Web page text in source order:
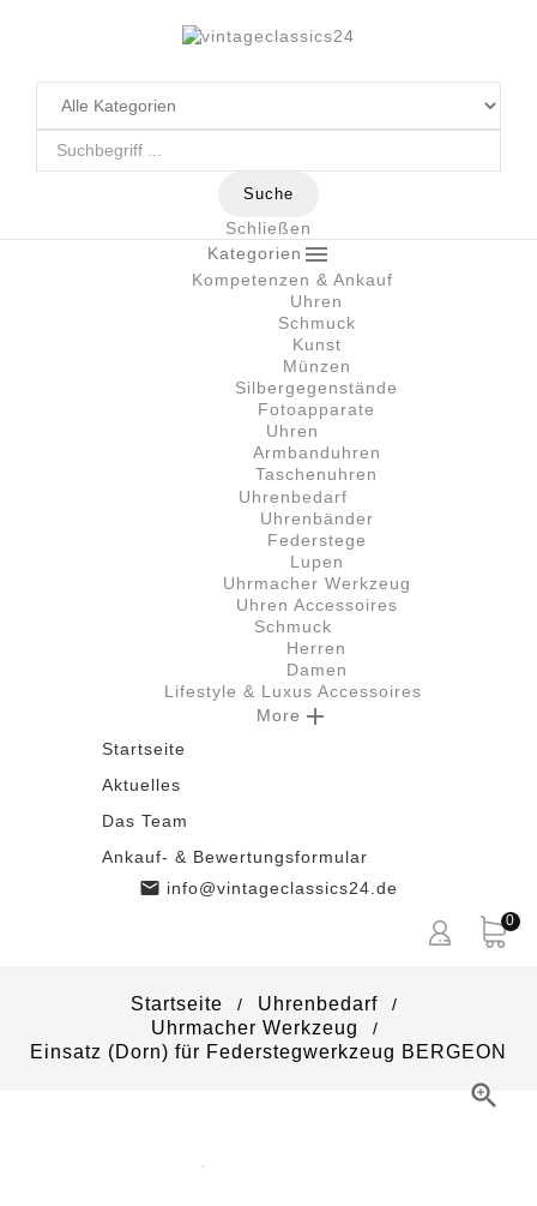
Suche
Schließen
Kategorien 
Kompetenzen & Ankauf
Uhren
Schmuck
Kunst
Münzen
Silbergegenstände
Fotoapparate
Uhren
Armbanduhren
Taschenuhren
Uhrenbedarf
Uhrenbänder
Federstege
Lupen
Uhrmacher Werkzeug
Uhren Accessoires
Schmuck
Herren
Damen
Lifestyle & Luxus Accessoires
More 
Startseite
Aktuelles
Das Team
Ankauf- & Bewertungsformular
 info@vintageclassics24.de
0
Startseite
Uhrenbedarf
Uhrmacher Werkzeug
Einsatz (Dorn) für Federstegwerkzeug BERGEON
